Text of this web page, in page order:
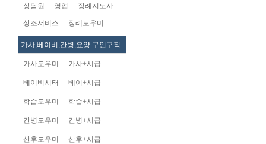
상담원 영업 장례지도사
상조서비스 장례도우미
가사,베이비,간병,요양 구인구직
가사도우미 가사+시급
베이비시터 베이+시급
학습도우미 학습+시급
간병도우미 간병+시급
산후도우미 산후+시급